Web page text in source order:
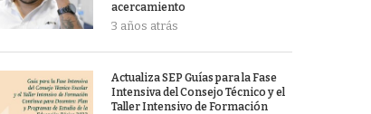
acercamiento
3 años atrás
Actualiza SEP Guías para la Fase
Intensiva del Consejo Técnico y el
Taller Intensivo de Formación